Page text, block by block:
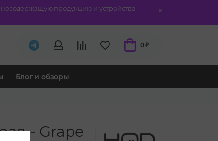
продукцию и устройства
0 ₽
Блог и обзоры
- Grape